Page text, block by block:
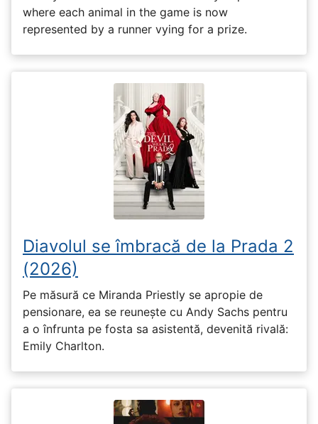
where each animal in the game is now
represented by a runner vying for a prize.
Diavolul se îmbracă de la Prada 2
(2026)
Pe măsură ce Miranda Priestly se apropie de
pensionare, ea se reunește cu Andy Sachs pentru
a o înfrunta pe fosta sa asistentă, devenită rivală:
Emily Charlton.